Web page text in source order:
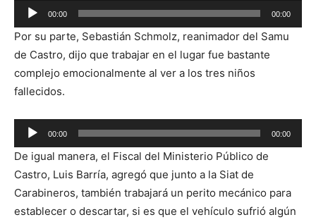
Reproductor
de
audio
00:00 00:00
Por su parte, Sebastián Schmolz, reanimador del Samu
de Castro, dijo que trabajar en el lugar fue bastante
complejo emocionalmente al ver a los tres niños
fallecidos.
Reproductor
de
audio
00:00 00:00
De igual manera, el Fiscal del Ministerio Público de
Castro, Luis Barría, agregó que junto a la Siat de
Carabineros, también trabajará un perito mecánico para
establecer o descartar, si es que el vehículo sufrió algún